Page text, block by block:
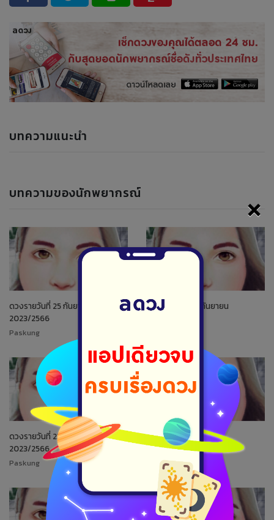
×
บทความแนะนำ
บทความของนักพยากรณ์
ดวงรายวันที่ 25 กันยายน
2023/2566
Paskung
ดวงรายวันที่ 24 กันยายน
ดวงรายวันที่ 23 กันยายน
2023/2566
Paskung
ดวงจัดอันดับวันเกิด
Paskung